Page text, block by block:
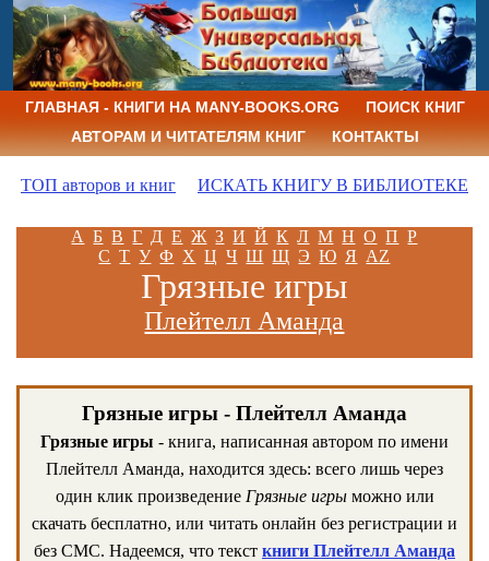
ГЛАВНАЯ - КНИГИ НА MANY-BOOKS.ORG
ПОИСК КНИГ
АВТОРАМ И ЧИТАТЕЛЯМ КНИГ
КОНТАКТЫ
ТОП авторов и книг ИСКАТЬ КНИГУ В БИБЛИОТЕКЕ
А Б В Г Д Е Ж З И Й К Л М Н О П Р
С Т У Ф Х Ц Ч Ш Щ Э Ю Я AZ
Грязные игры
Плейтелл Аманда
Грязные игры - Плейтелл Аманда
Грязные игры - книга, написанная автором по имени
Плейтелл Аманда, находится здесь: всего лишь через
один клик произведение Грязные игрыможно или
скачать бесплатно, или читать онлайн без регистрации и
без СМС. Надеемся, что текст книги Плейтелл Аманда